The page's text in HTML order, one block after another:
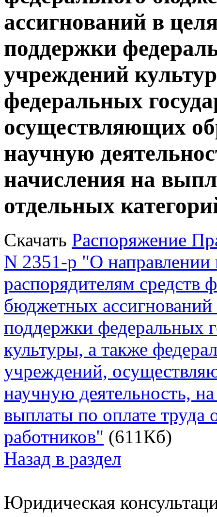
ассигнований в
поддержки
учреждений
федеральных
осуществляющих
научную
начисления на
отдельных
Скачать Распоряжение
N 2351-р "О направлении
распорядителям средств
бюджетных ассигнований
поддержки федеральных
культуры, а также
учреждений,
научную деятельность,
выплаты по оплате труда
работников" (611Кб)
Назад в раздел
Юридическая